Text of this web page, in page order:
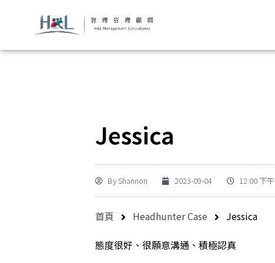
Jessica
By Shannon 2023-09-04 12:00 下午
首頁 Headhunter Case Jessica
態度很好、很願意溝通、積極認真